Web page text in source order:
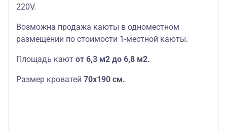
220V.
Возможна продажа каюты в одноместном
размещении по стоимости 1-местной каюты.
Площадь кают от 6,3 м2 до 6,8 м2.
Размер кроватей 70х190 см.